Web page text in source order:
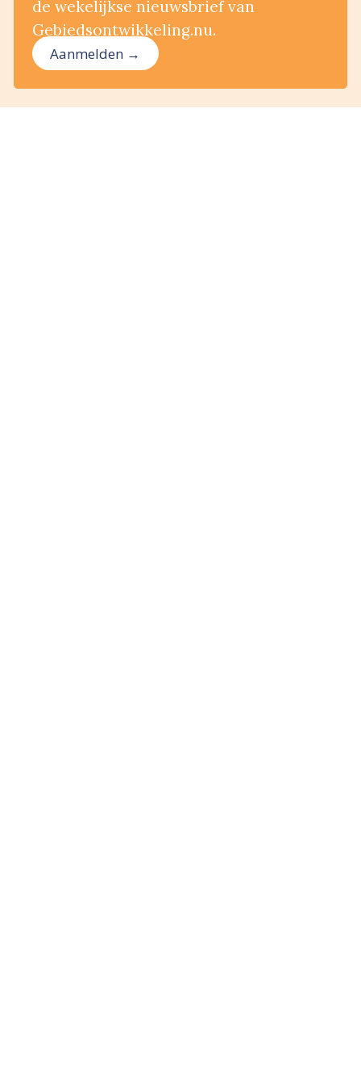
de wekelijkse nieuwsbrief van
Gebiedsontwikkeling.nu.
Aanmelden →